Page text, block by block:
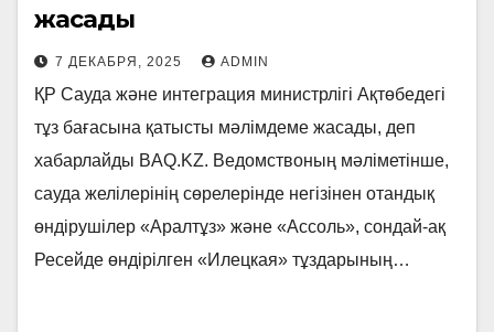
жасады
7 ДЕКАБРЯ, 2025 ADMIN
ҚР Сауда және интеграция министрлігі Ақтөбедегі
тұз бағасына қатысты мәлімдеме жасады, деп
хабарлайды BAQ.KZ. Ведомствоның мәліметінше,
сауда желілерінің сөрелерінде негізінен отандық
өндірушілер «Аралтұз» және «Ассоль», сондай-ақ
Ресейде өндірілген «Илецкая» тұздарының…